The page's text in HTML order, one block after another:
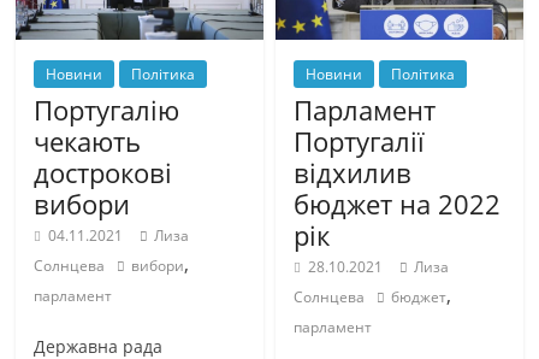
Новини Політика
Португалію
чекають
дострокові
вибори
04.11.2021
Лиза
Солнцева
вибори,
парламент
Державна рада
Новини Політика
Парламент
Португалії
відхилив
бюджет на 2022
рік
28.10.2021
Лиза
Солнцева
бюджет,
парламент